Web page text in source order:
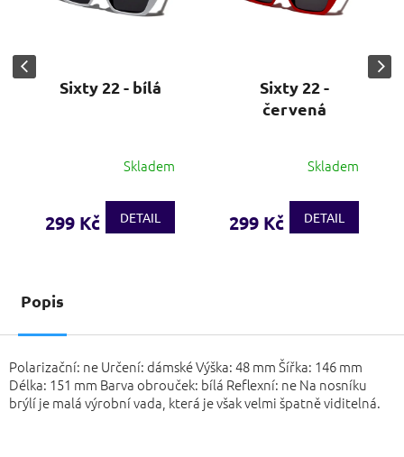
Sixty 22 - bílá
Skladem
299 Kč DETAIL
Sixty 22 -
červená
Skladem
299 Kč DETAIL
Popis
Polarizační: ne Určení: dámské Výška: 48 mm Šířka: 146 mm
Délka: 151 mm Barva obrouček: bílá Reflexní: ne Na nosníku
brýlí je malá výrobní vada, která je však velmi špatně viditelná.